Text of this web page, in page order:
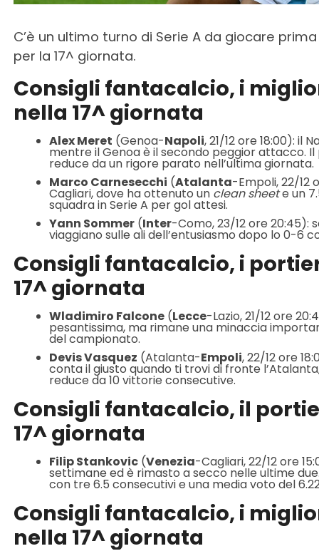
C’è un ultimo turno di Serie A da giocare
per la 17^ giornata.
Consigli fantacalcio, i
nella 17^ giornata
Alex Meret (Genoa-Napoli, 21/12 ore 18:00): il
mentre il Genoa è il secondo peggior attacco.
reduce da un rigore parato nell’ultima giornata.
Marco Carnesecchi (Atalanta-Empoli, 22/12
Cagliari, dove ha ottenuto un clean sheete un
squadra in Serie A per gol attesi.
Yann Sommer(Inter-Como, 23/12 ore 20:45):
viaggiano sulle ali dell’entusiasmo dopo lo 0-6
Consigli fantacalcio, i
17^ giornata
Wladimiro Falcone(Lecce-Lazio, 21/12 ore
pesantissima, ma rimane una minaccia
del campionato.
Devis Vasquez (Atalanta-Empoli, 22/12 ore
conta il giusto quando ti trovi di fronte
reduce da 10 vittorie consecutive.
Consigli fantacalcio, il
17^ giornata
Filip Stankovic(Venezia-Cagliari, 22/12 ore
settimane ed è rimasto a secco nelle ultime
con tre 6.5 consecutivi e una media voto del
Consigli fantacalcio, i
nella 17^ giornata